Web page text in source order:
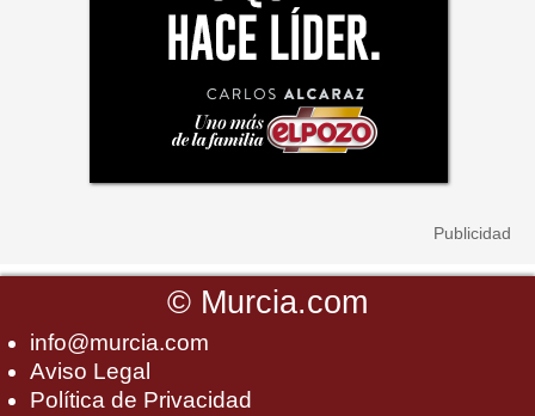
© Murcia.com
info@murcia.com
Aviso Legal
Política de Privacidad